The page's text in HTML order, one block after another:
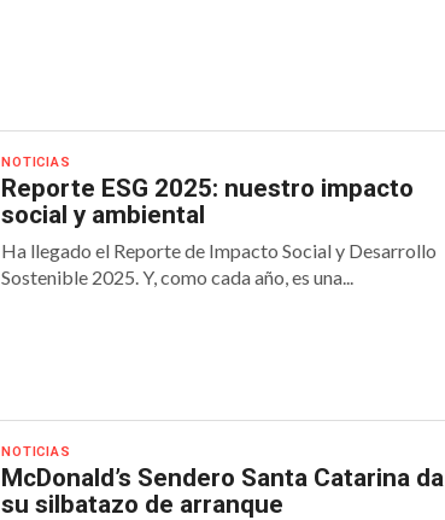
NOTICIAS
Reporte ESG 2025: nuestro impacto
social y ambiental
Ha llegado el Reporte de Impacto Social y Desarrollo
Sostenible 2025. Y, como cada año, es una...
NOTICIAS
McDonald’s Sendero Santa Catarina da
su silbatazo de arranque